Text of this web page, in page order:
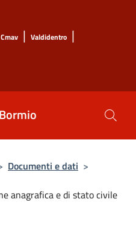
Cmav | Valdidentro |
Documenti e dati >
anagrafica e di stato civile